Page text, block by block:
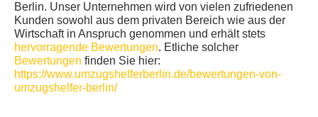
Berlin. Unser Unternehmen wird von vielen zufriedenen
Kunden sowohl aus dem privaten Bereich wie aus der
Wirtschaft in Anspruch genommen und erhält stets
hervorragende Bewertungen. Etliche solcher
Bewertungen finden Sie hier:
https://www.umzugshelferberlin.de/bewertungen-von-
umzugshelfer-berlin/